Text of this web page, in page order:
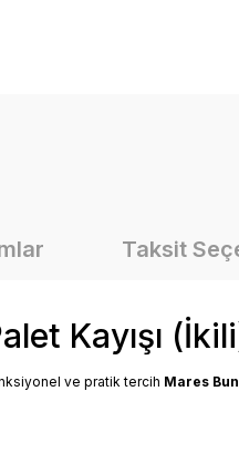
Taksit
Kayışı
ve pratik tercih Mares